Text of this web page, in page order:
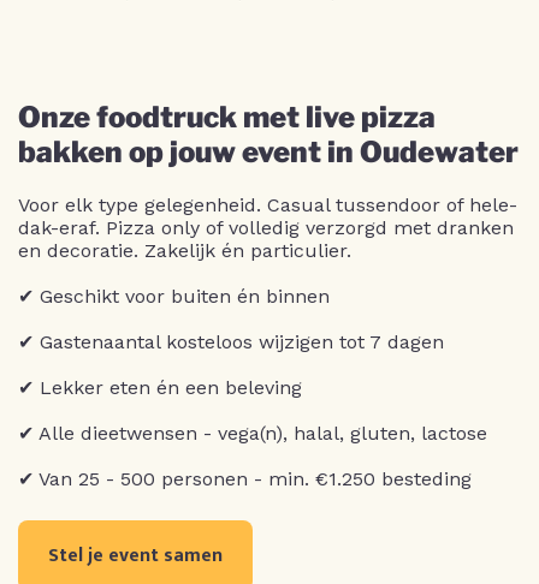
Onze foodtruck met live pizza
bakken op jouw event in Oudewater
Voor elk type gelegenheid. Casual tussendoor of hele-
dak-eraf. Pizza only of volledig verzorgd met dranken
en decoratie. Zakelijk én particulier.
✔ Geschikt voor buiten én binnen
✔ Gastenaantal kosteloos wijzigen tot 7 dagen
✔ Lekker eten én een beleving
✔ Alle dieetwensen - vega(n), halal, gluten, lactose
✔ Van 25 - 500 personen - min. €1.250 besteding
Stel je event samen